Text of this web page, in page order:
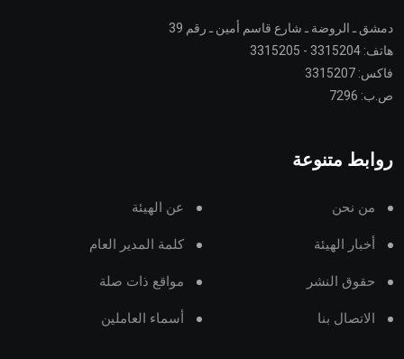
دمشق ـ الروضة ـ شارع قاسم أمين ـ رقم 39
هاتف: 3315204 - 3315205
فاكس: 3315207
ص.ب: 7296
روابط متنوعة
من نحن عن الهيئة
أخبار الهيئة كلمة المدير العام
حقوق النشر مواقع ذات صلة
الاتصال بنا أسماء العاملين